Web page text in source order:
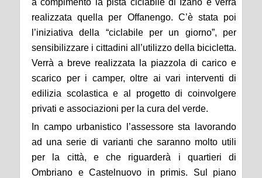
a compimento la pista ciclabile di Izano e verrà
realizzata quella per Offanengo. C’è stata poi
l’iniziativa della “ciclabile per un giorno”, per
sensibilizzare i cittadini all’utilizzo della bicicletta.
Verrà a breve realizzata la piazzola di carico e
scarico per i camper, oltre ai vari interventi di
edilizia scolastica e al progetto di coinvolgere
privati e associazioni per la cura del verde.
In campo urbanistico l’assessore sta lavorando
ad una serie di varianti che saranno molto utili
per la città, e che riguarderà i quartieri di
Ombriano e Castelnuovo in primis. Sul piano